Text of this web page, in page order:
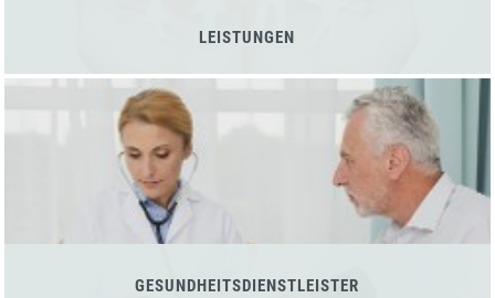
LEISTUNGEN
GESUNDHEITSDIENSTLEISTER